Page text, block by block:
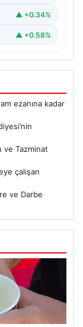
▲ +0.34%
▲ +0.58%
ezanına kadar
ve Tazminat
çalışan
ve Darbe